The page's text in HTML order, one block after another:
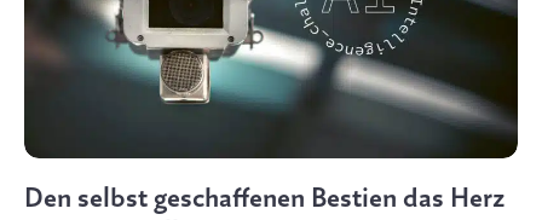
Den selbst geschaffenen Bestien das Herz